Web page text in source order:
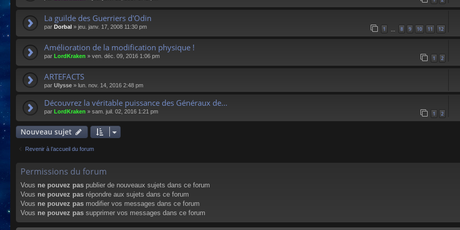
La guilde des Guerriers d'Odin
par Dorbal » jeu. janv. 17, 2008 11:30 pm 1 8 9 10 11 12
Amélioration de la modification physique !
par LordKraken » ven. déc. 09, 2016 1:06 pm 1 2
ARTEFACTS
par Ulysse » lun. nov. 14, 2016 2:48 pm
Découvrez la véritable puissance des Généraux de...
par LordKraken » sam. juil. 02, 2016 1:21 pm 1 2
Nouveau sujet
Revenir à l’accueil du forum
Permissions du forum
Vous ne pouvez pas publier de nouveaux sujets dans ce forum
Vous ne pouvez pas répondre aux sujets dans ce forum
Vous ne pouvez pas modifier vos messages dans ce forum
Vous ne pouvez pas supprimer vos messages dans ce forum